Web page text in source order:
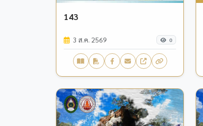
143
3 ส.ค. 2569 0